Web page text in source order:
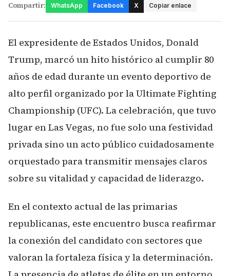
Compartir: WhatsApp Facebook X Copiar enlace
El expresidente de Estados Unidos, Donald
Trump, marcó un hito histórico al cumplir 80
años de edad durante un evento deportivo de
alto perfil organizado por la Ultimate Fighting
Championship (UFC). La celebración, que tuvo
lugar en Las Vegas, no fue solo una festividad
privada sino un acto público cuidadosamente
orquestado para transmitir mensajes claros
sobre su vitalidad y capacidad de liderazgo.
En el contexto actual de las primarias
republicanas, este encuentro busca reafirmar
la conexión del candidato con sectores que
valoran la fortaleza física y la determinación.